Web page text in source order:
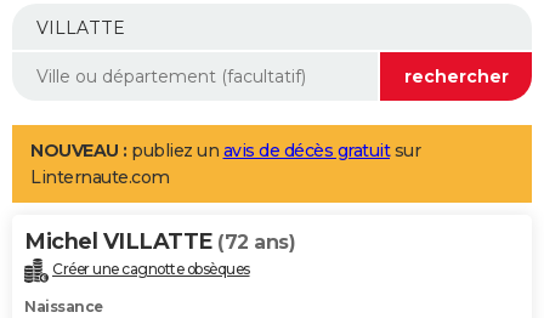
Mobiles
Meilleur smartphone
Internet
Ordinateurs
Jeux vidéo
Guide high-tech
Aménagement intérieur
LIFESTYLE
Art de vivre
Bien-être
Loisirs
Mode
Modes de vie
Alimentation
Guide de la santé
Maladies
Médicaments
Sommeil
VOYAGE
Destinations
City break
Voyage nature
Voyage de noces
Forum
Climat
+PHOTO
NOUVEAU : publiez un avis de décès gratuitsur
Linternaute.com
Michel VILLATTE (72 ans)
Créer une cagnotte obsèques
Naissance